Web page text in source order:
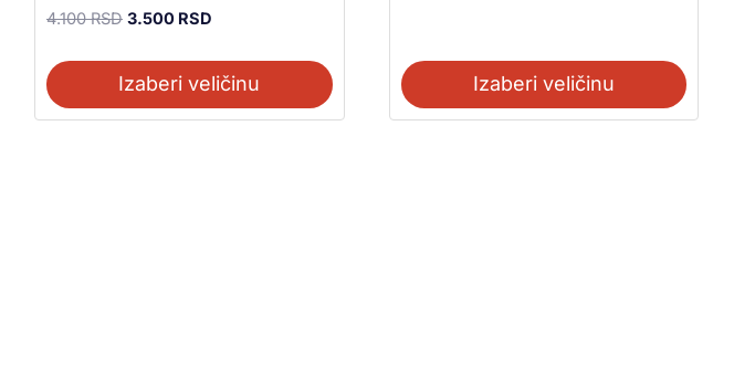
4.100RSD 3.500 RSD
Izaberi veličinu Izaberi veličinu